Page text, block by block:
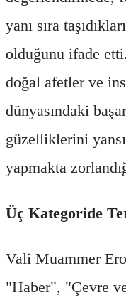
yanı sıra
olduğunu ifade
doğal afetler ve
dünyasındaki
güzelliklerini
yapmakta
Üç Kategoride
Vali Muammer
"Haber", "Çevre